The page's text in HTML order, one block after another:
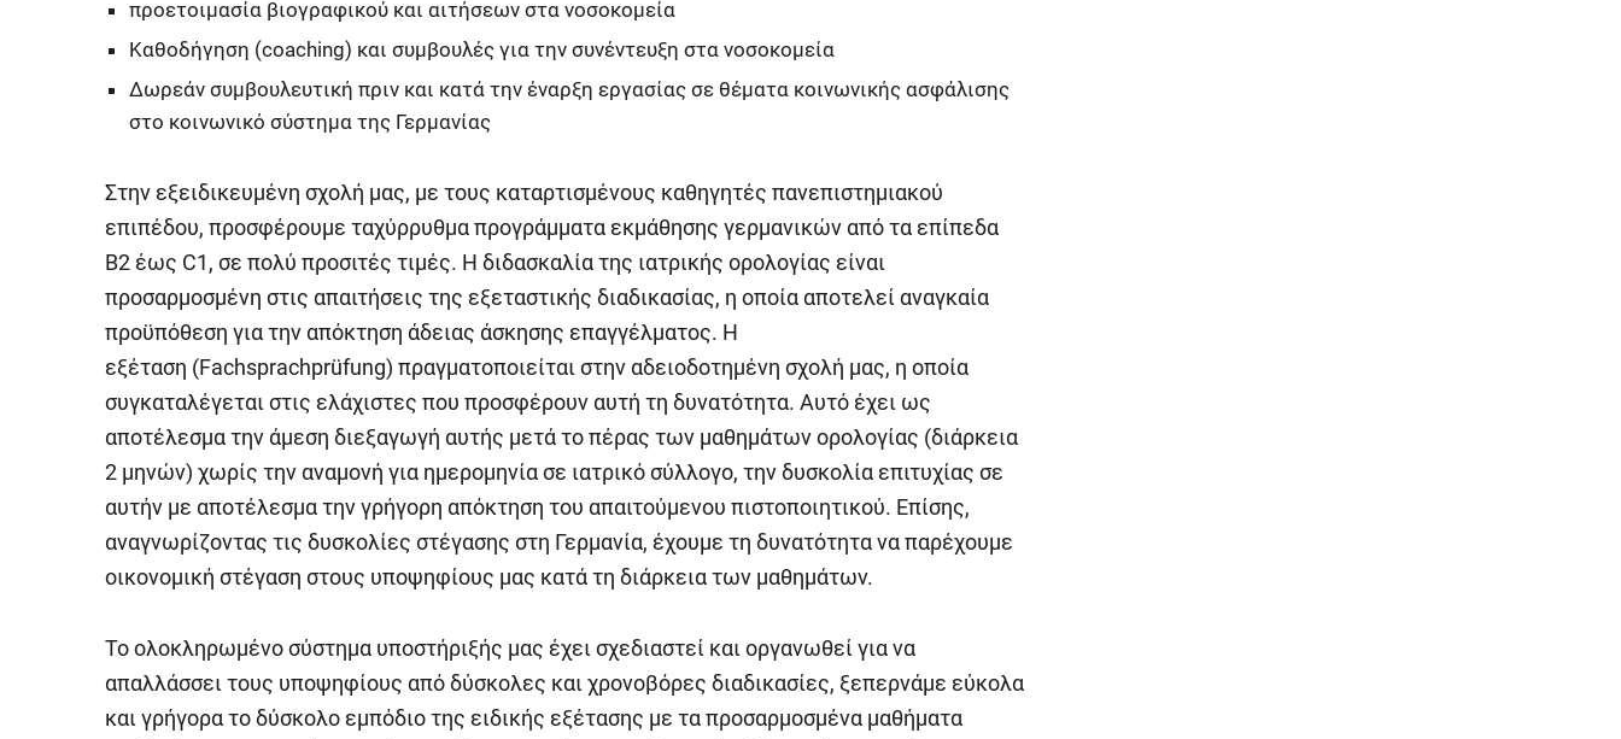
προετοιμασία βιογραφικού και αιτήσεων στα νοσοκομεία
Καθοδήγηση (coaching) και συμβουλές για την συνέντευξη στα νοσοκομεία
Δωρεάν συμβουλευτική πριν και κατά την έναρξη εργασίας σε θέματα κοινωνικής ασφάλισης
στο κοινωνικό σύστημα της Γερμανίας
Στην εξειδικευμένη σχολή μας, με τους καταρτισμένους καθηγητές πανεπιστημιακού
επιπέδου, προσφέρουμε ταχύρρυθμα προγράμματα εκμάθησης γερμανικών από τα επίπεδα
Β2 έως C1, σε πολύ προσιτές τιμές. Η διδασκαλία της ιατρικής ορολογίας είναι
προσαρμοσμένη στις απαιτήσεις της εξεταστικής διαδικασίας, η οποία αποτελεί αναγκαία
προϋπόθεση για την απόκτηση άδειας άσκησης επαγγέλματος. Η
εξέταση (Fachsprachprüfung) πραγματοποιείται στην αδειοδοτημένη σχολή μας, η οποία
συγκαταλέγεται στις ελάχιστες που προσφέρουν αυτή τη δυνατότητα. Αυτό έχει ως
αποτέλεσμα την άμεση διεξαγωγή αυτής μετά το πέρας των μαθημάτων ορολογίας (διάρκεια
2 μηνών) χωρίς την αναμονή για ημερομηνία σε ιατρικό σύλλογο, την δυσκολία επιτυχίας σε
αυτήν με αποτέλεσμα την γρήγορη απόκτηση του απαιτούμενου πιστοποιητικού. Επίσης,
αναγνωρίζοντας τις δυσκολίες στέγασης στη Γερμανία, έχουμε τη δυνατότητα να παρέχουμε
οικονομική στέγαση στους υποψηφίους μας κατά τη διάρκεια των μαθημάτων.
Το ολοκληρωμένο σύστημα υποστήριξής μας έχει σχεδιαστεί και οργανωθεί για να
απαλλάσσει τους υποψηφίους από δύσκολες και χρονοβόρες διαδικασίες, ξεπερνάμε εύκολα
και γρήγορα το δύσκολο εμπόδιο της ειδικής εξέτασης με τα προσαρμοσμένα μαθήματα